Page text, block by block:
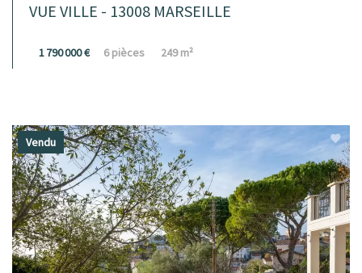
VUE VILLE - 13008 MARSEILLE
1 790 000 € 6 pièces 249 m²
Vendu